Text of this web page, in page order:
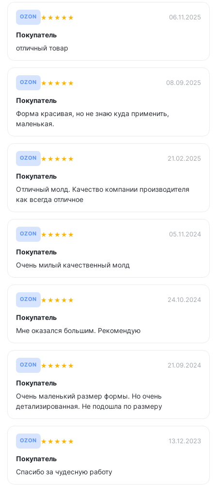
OZON ★★★★★ 06.11.2025
Покупатель
отличный товар
OZON ★★★★★ 08.09.2025
Покупатель
Форма красивая, но не знаю куда применить,
маленькая.
OZON ★★★★★ 21.02.2025
Покупатель
Отличный молд. Качество компании производителя
как всегда отличное
OZON ★★★★★ 05.11.2024
Покупатель
Очень милый качественный молд
OZON ★★★★★ 24.10.2024
Покупатель
Мне оказался большим. Рекомендую
OZON ★★★★★ 21.09.2024
Покупатель
Очень маленький размер формы. Но очень
детализированная. Не подошла по размеру
OZON ★★★★★ 13.12.2023
Покупатель
Спасибо за чудесную работу